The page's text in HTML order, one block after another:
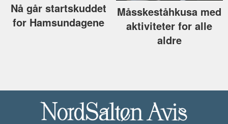
Nå går startskuddet
for Hamsundagene
Måsskeståhkusa med
aktiviteter for alle
aldre